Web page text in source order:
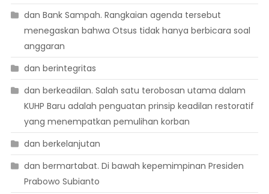
dan Bank Sampah. Rangkaian agenda tersebut
menegaskan bahwa Otsus tidak hanya berbicara soal
anggaran
dan berintegritas
dan berkeadilan. Salah satu terobosan utama dalam
KUHP Baru adalah penguatan prinsip keadilan restoratif
yang menempatkan pemulihan korban
dan berkelanjutan
dan bermartabat. Di bawah kepemimpinan Presiden
Prabowo Subianto